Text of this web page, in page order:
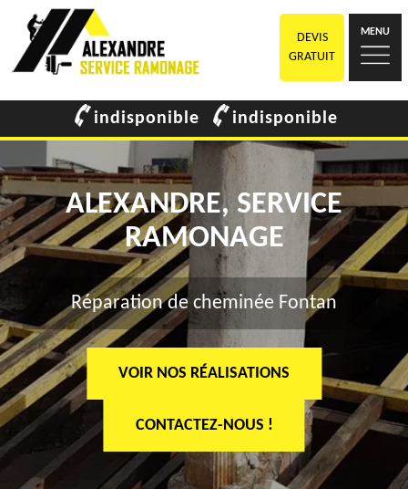
DEVIS
GRATUIT
MENU
indisponible indisponible
ALEXANDRE, SERVICE
RAMONAGE
Réparation de cheminée Fontan
VOIR NOS RÉALISATIONS
CONTACTEZ-NOUS !